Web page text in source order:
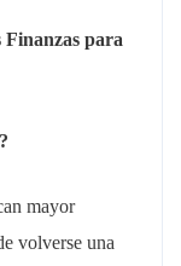
para
mayor
volverse una